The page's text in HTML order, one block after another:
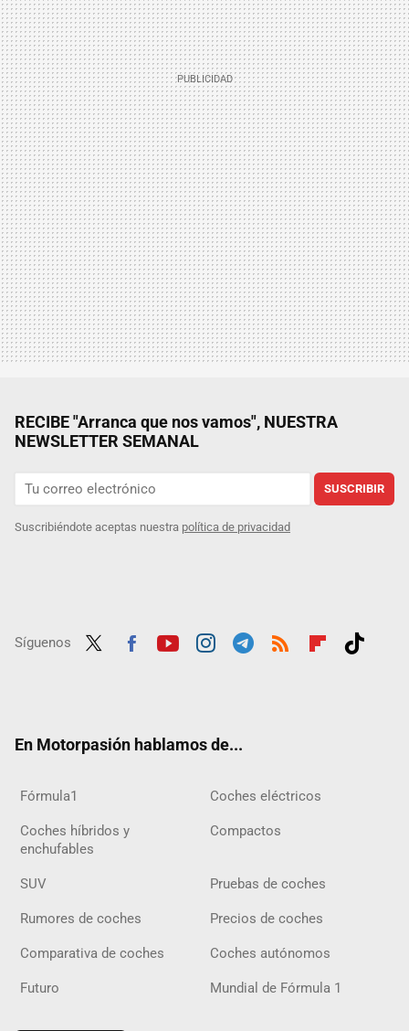
RECIBE "Arranca que nos vamos", NUESTRA
NEWSLETTER SEMANAL
SUSCRIBIR
Suscribiéndote aceptas nuestra política de privacidad
Síguenos
En Motorpasión hablamos de...
Fórmula1 Coches eléctricos
Coches híbridos y
enchufables
Compactos
SUV Pruebas de coches
Rumores de coches Precios de coches
Comparativa de coches Coches autónomos
Futuro Mundial de Fórmula 1